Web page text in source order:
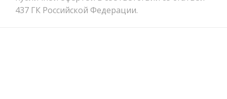
437 ГК Российской Федерации.